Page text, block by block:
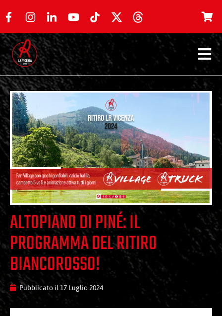
ALTOPIANO DI PINÉ: IL
PROGRAMMA DEL RITIRO
BIANCOROSSO!
Pubblicato il 17 Luglio 2024